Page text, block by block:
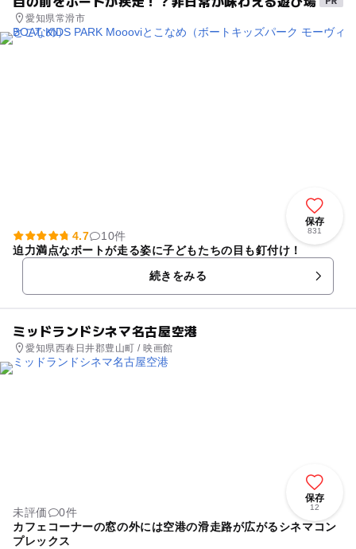
愛知県常滑市
保存
831
4.7
10件
迫力満点なボートが走る姿に子どもたちの目も釘付け！
続きをみる
ミッドランドシネマ名古屋空港
愛知県西春日井郡豊山町 / 映画館
保存
12
未評価
0件
カフェコーナーの窓の外には空港の滑走路が広がるシネマコン
プレックス